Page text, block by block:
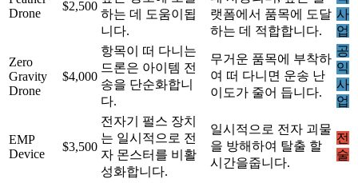
Drone
$2,500
하는 데 도움이됩
니다.
랫폼에서 품목에 도달
하는 데 적합합니다.
사
업
Zero
Gravity
Drone
$4,000
항목이 떠 다니는
드론은 아이템 전
송을 단순화합니
다.
무거운 품목에 부착하
여 떠 다니면 운송 난
이도가 줄어 듭니다.
공
익
사
업
EMP
Device
$3,500
전자기 펄스 장치
는 일시적으로 전
자 몬스터를 비활
성화합니다.
일시적으로 전자 괴물
을 방해하여 탈출 할
시간을줍니다.
전
술